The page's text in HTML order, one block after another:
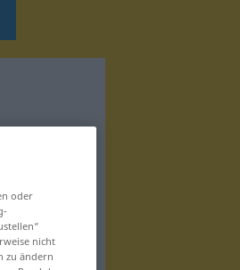
oder
nicht
zu ändern